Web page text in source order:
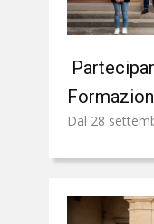
Dal 28